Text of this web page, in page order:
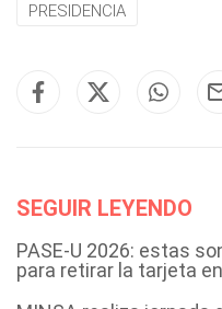
PRESIDENCIA
SEGUIR LEYENDO
PASE-U 2026: estas
para retirar la tarjeta